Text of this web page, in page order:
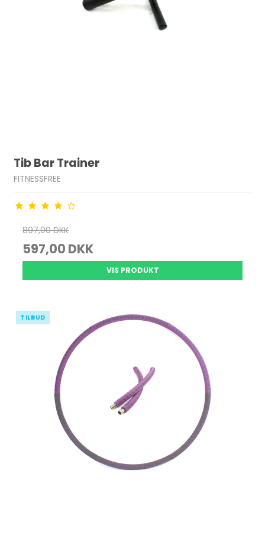
Tib Bar Trainer
FITNESSFREE
897,00 DKK
597,00 DKK
VIS PRODUKT
TILBUD